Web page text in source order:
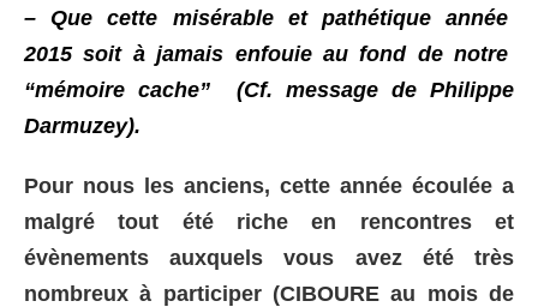
– Que cette misérable et pathétique année
2015 soit à jamais enfouie au fond de notre
“mémoire cache” (Cf. message de Philippe
Darmuzey).
Pour nous les anciens, cette année écoulée a
malgré tout été riche en rencontres et
évènements auxquels vous avez été très
nombreux à participer (CIBOURE au mois de